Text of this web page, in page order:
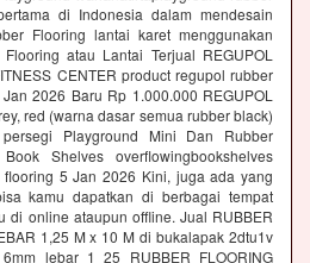
di Indonesia dalam mendesain
Flooring lantai karet menggunakan
atau Lantai Terjual REGUPOL
CENTER product regupol rubber
2026 Baru Rp 1.000.000 REGUPOL
red (warna dasar semua rubber black)
Playground Mini Dan Rubber
Shelves overflowingbookshelves
5 Jan 2026 Kini, juga ada yang
kamu dapatkan di berbagai tempat
di online ataupun offline. Jual RUBBER
1,25 M x 10 M di bukalapak 2dtu1v
lebar 1 25 RUBBER FLOORING